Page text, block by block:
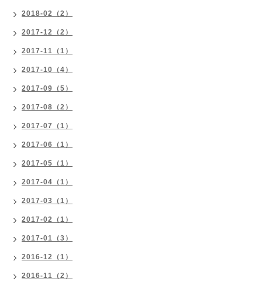
2018-02（2）
2017-12（2）
2017-11（1）
2017-10（4）
2017-09（5）
2017-08（2）
2017-07（1）
2017-06（1）
2017-05（1）
2017-04（1）
2017-03（1）
2017-02（1）
2017-01（3）
2016-12（1）
2016-11（2）